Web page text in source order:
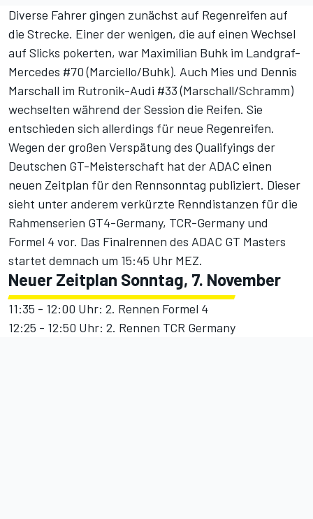
Diverse Fahrer gingen zunächst auf Regenreifen auf
die Strecke. Einer der wenigen, die auf einen Wechsel
auf Slicks pokerten, war Maximilian Buhk im Landgraf-
Mercedes #70 (Marciello/Buhk). Auch Mies und Dennis
Marschall im Rutronik-Audi #33 (Marschall/Schramm)
wechselten während der Session die Reifen. Sie
entschieden sich allerdings für neue Regenreifen.
Wegen der großen Verspätung des Qualifyings der
Deutschen GT-Meisterschaft hat der ADAC einen
neuen Zeitplan für den Rennsonntag publiziert. Dieser
sieht unter anderem verkürzte Renndistanzen für die
Rahmenserien GT4-Germany, TCR-Germany und
Formel 4 vor. Das Finalrennen des ADAC GT Masters
startet demnach um 15:45 Uhr MEZ.
Neuer Zeitplan Sonntag, 7. November
11:35 - 12:00 Uhr: 2. Rennen Formel 4
12:25 - 12:50 Uhr: 2. Rennen TCR Germany